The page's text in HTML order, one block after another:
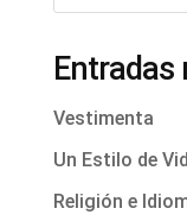
Entradas
Vestimenta
Un Estilo de
Religión e